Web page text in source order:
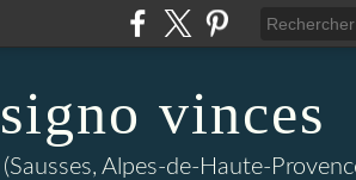
vinces
Alpes-de-Haute-